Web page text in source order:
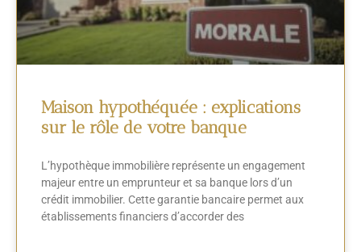
Maison hypothéquée : explications
sur le rôle de votre banque
L’hypothèque immobilière représente un engagement
majeur entre un emprunteur et sa banque lors d’un
crédit immobilier. Cette garantie bancaire permet aux
établissements financiers d’accorder des